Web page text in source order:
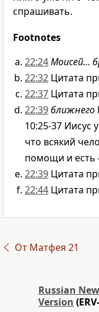
спрашивать.
Footnotes
22:24Моисей…
22:32 Цитата
22:37 Цитата
22:39ближнего
10:25-37 Иисус
что всякий
помощи и есть
22:39 Цитата
22:44 Цитата
От Матфея 21
Russian
Version